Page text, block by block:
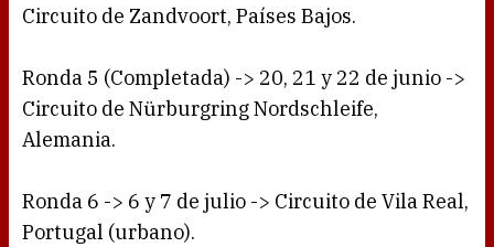
Circuito de Zandvoort, Países Bajos.
Ronda 5 (Completada) -> 20, 21 y 22 de junio ->
Circuito de Nürburgring Nordschleife,
Alemania.
Ronda 6 -> 6 y 7 de julio -> Circuito de Vila Real,
Portugal (urbano).